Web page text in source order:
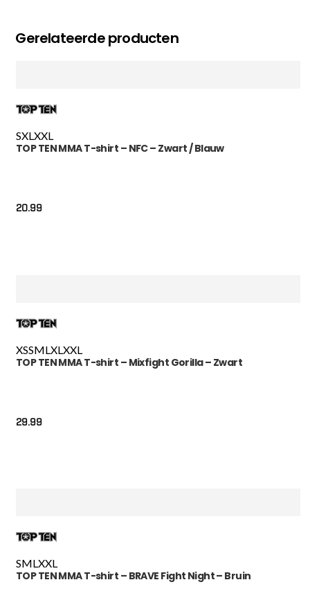
Gerelateerde producten
SXLXXL
TOP TEN MMA T-shirt – NFC – Zwart / Blauw
20.99
XSSML XL XXL
TOP TEN MMA T-shirt – Mixfight Gorilla – Zwart
29.99
SMLXXL
TOP TEN MMA T-shirt – BRAVE Fight Night – Bruin